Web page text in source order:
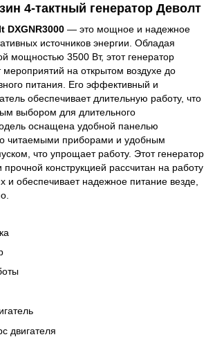
4-тактный генератор Деволт
DXGNR3000 — это мощное и надежное
источников энергии. Обладая
мощностью 3500 Вт, этот генератор
мероприятий на открытом воздухе до
питания. Его эффективный и
обеспечивает длительную работу, что
выбором для длительного
оснащена удобной панелью
читаемыми приборами и удобным
что упрощает работу. Этот генератор
конструкцией рассчитан на работу
и обеспечивает надежное питание везде,
двигателя